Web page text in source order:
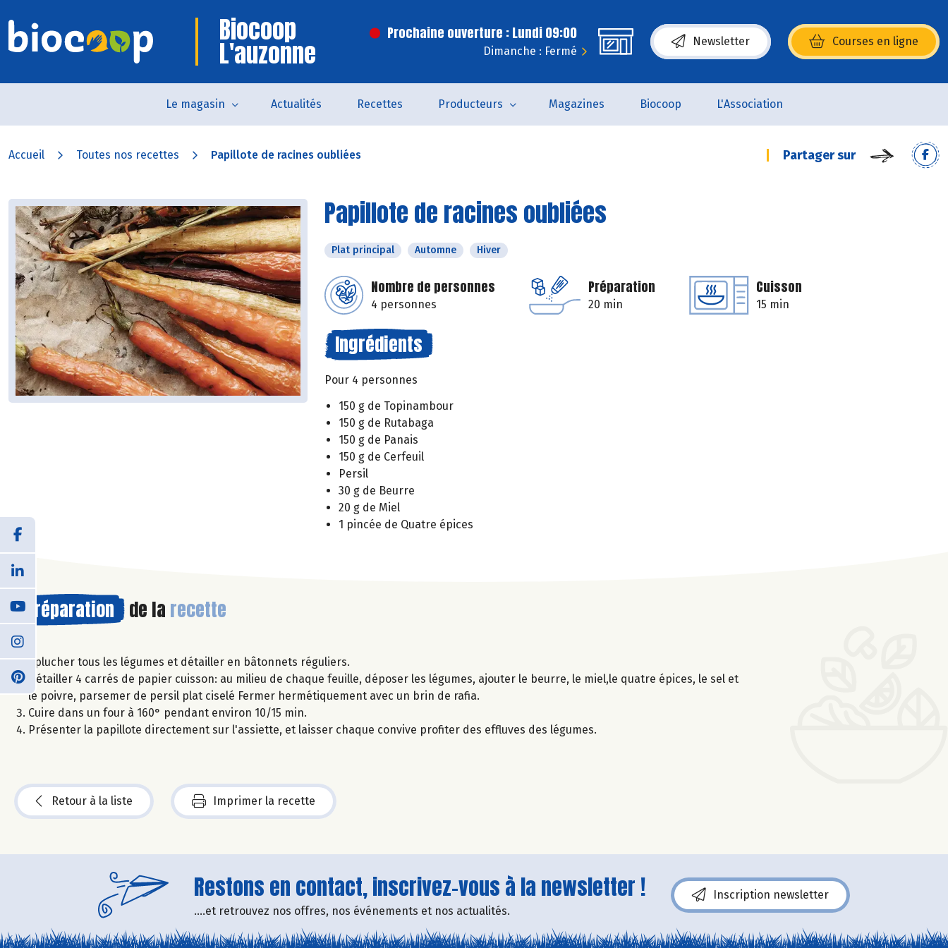
Biocoop
L'auzonne
Prochaine ouverture : Lundi 09:00
Dimanche : Fermé
Newsletter Courses en ligne
(s’ouvre dans une nouvelle fenêtre)
Le magasin Actualités Recettes Producteurs Magazines Biocoop L'Association
Accueil Toutes nos recettes Papillote de racines oubliées Partager sur
Papillote de racines oubliées
Plat principal Automne Hiver
Nombre de personnes
4 personnes
Préparation
20 min
Cuisson
15 min
Ingrédients
Pour 4 personnes
150 g de Topinambour
150 g de Rutabaga
150 g de Panais
150 g de Cerfeuil
Persil
30 g de Beurre
20 g de Miel
1 pincée de Quatre épices
Préparation de la recette
Eplucher tous les légumes et détailler en bâtonnets réguliers.
Détailler 4 carrés de papier cuisson: au milieu de chaque feuille, déposer les légumes, ajouter le beurre, le miel,le quatre épices, le sel et
le poivre, parsemer de persil plat ciselé Fermer hermétiquement avec un brin de rafia.
Cuire dans un four à 160° pendant environ 10/15 min.
Présenter la papillote directement sur l'assiette, et laisser chaque convive profiter des effluves des légumes.
Retour à la liste Imprimer la recette
Restons en contact, inscrivez-vous à la newsletter !
....et retrouvez nos offres, nos événements et nos actualités.
Inscription newsletter